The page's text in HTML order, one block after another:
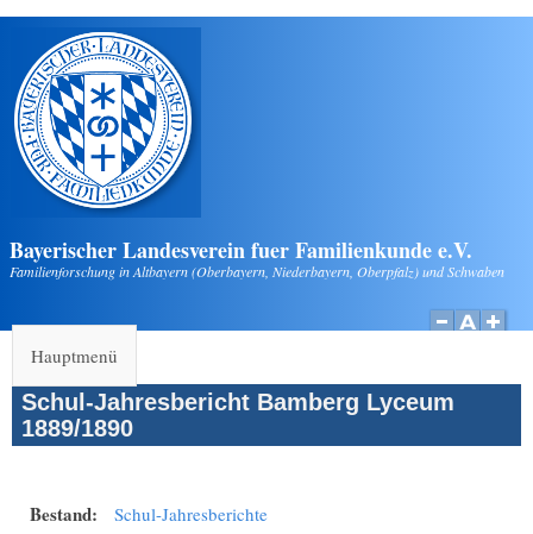
Direkt zum Inhalt
Bayerischer Landesverein fuer Familienkunde e.V.
Familienforschung in Altbayern (Oberbayern, Niederbayern, Oberpfalz) und Schwaben
Hauptmenü
Schul-Jahresbericht Bamberg Lyceum
1889/1890
Bestand: Schul-Jahresberichte